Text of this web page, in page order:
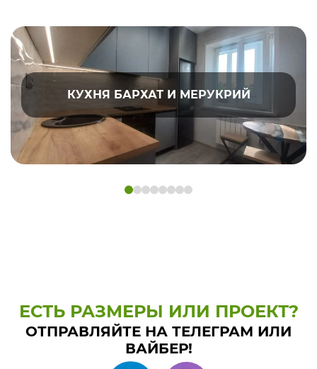
КУХНЯ БАРХАТ И МЕРУКРИЙ
ЕСТЬ РАЗМЕРЫ ИЛИ ПРОЕКТ?
ОТПРАВЛЯЙТЕ НА ТЕЛЕГРАМ ИЛИ
ВАЙБЕР!